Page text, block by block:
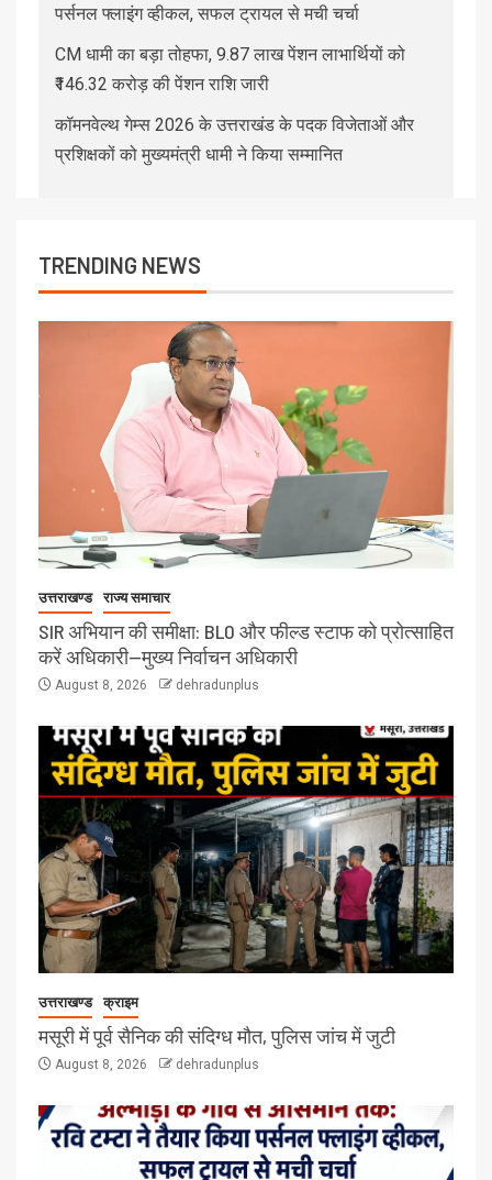
पर्सनल फ्लाइंग व्हीकल, सफल ट्रायल से मची चर्चा
CM धामी का बड़ा तोहफा, 9.87 लाख पेंशन लाभार्थियों को
₹146.32 करोड़ की पेंशन राशि जारी
कॉमनवेल्थ गेम्स 2026 के उत्तराखंड के पदक विजेताओं और
प्रशिक्षकों को मुख्यमंत्री धामी ने किया सम्मानित
TRENDING NEWS
उत्तराखण्ड राज्य समाचार
SIR अभियान की समीक्षा: BLO और फील्ड स्टाफ को प्रोत्साहित
करें अधिकारी—मुख्य निर्वाचन अधिकारी
August 8, 2026 dehradunplus
उत्तराखण्ड क्राइम
मसूरी में पूर्व सैनिक की संदिग्ध मौत, पुलिस जांच में जुटी
August 8, 2026 dehradunplus